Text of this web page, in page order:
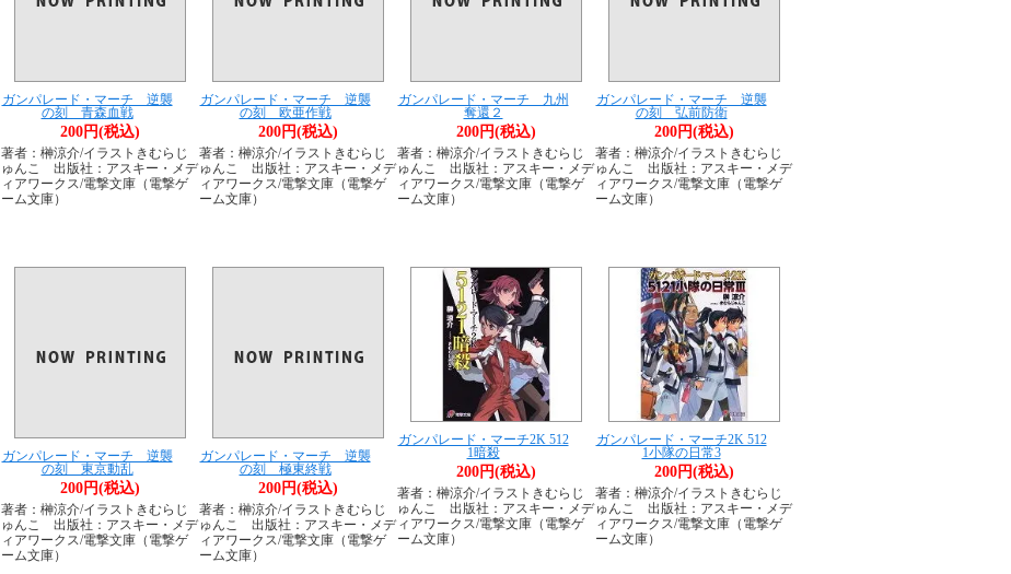
ガンパレード・マーチ 逆襲
の刻 青森血戦
200円(税込)
著者：榊涼介/イラストきむらじ
ゅんこ 出版社：アスキー・メデ
ィアワークス/電撃文庫（電撃ゲ
ーム文庫）
ガンパレード・マーチ 逆襲
の刻 欧亜作戦
200円(税込)
著者：榊涼介/イラストきむらじ
ゅんこ 出版社：アスキー・メデ
ィアワークス/電撃文庫（電撃ゲ
ーム文庫）
ガンパレード・マーチ 九州
奪還２
200円(税込)
著者：榊涼介/イラストきむらじ
ゅんこ 出版社：アスキー・メデ
ィアワークス/電撃文庫（電撃ゲ
ーム文庫）
ガンパレード・マーチ 逆襲
の刻 弘前防衛
200円(税込)
著者：榊涼介/イラストきむらじ
ゅんこ 出版社：アスキー・メデ
ィアワークス/電撃文庫（電撃ゲ
ーム文庫）
ガンパレード・マーチ 逆襲
の刻 東京動乱
200円(税込)
著者：榊涼介/イラストきむらじ
ゅんこ 出版社：アスキー・メデ
ィアワークス/電撃文庫（電撃ゲ
ーム文庫）
ガンパレード・マーチ 逆襲
の刻 極東終戦
200円(税込)
著者：榊涼介/イラストきむらじ
ゅんこ 出版社：アスキー・メデ
ィアワークス/電撃文庫（電撃ゲ
ーム文庫）
ガンパレード・マーチ2K 512
1暗殺
200円(税込)
著者：榊涼介/イラストきむらじ
ゅんこ 出版社：アスキー・メデ
ィアワークス/電撃文庫（電撃ゲ
ーム文庫）
ガンパレード・マーチ2K 512
1小隊の日常3
200円(税込)
著者：榊涼介/イラストきむらじ
ゅんこ 出版社：アスキー・メデ
ィアワークス/電撃文庫（電撃ゲ
ーム文庫）